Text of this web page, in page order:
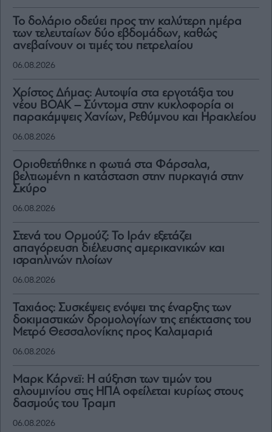
Το δολάριο οδεύει προς την καλύτερη ημέρα
των τελευταίων δύο εβδομάδων, καθώς
ανεβαίνουν οι τιμές του πετρελαίου
06.08.2026
Χρίστος Δήμας: Αυτοψία στα εργοτάξια του
νέου ΒΟΑΚ – Σύντομα στην κυκλοφορία οι
παρακάμψεις Χανίων, Ρεθύμνου και Ηρακλείου
06.08.2026
Οριοθετήθηκε η φωτιά στα Φάρσαλα,
βελτιωμένη η κατάσταση στην πυρκαγιά στην
Σκύρο
06.08.2026
Στενά του Ορμούζ: Το Ιράν εξετάζει
απαγόρευση διέλευσης αμερικανικών και
ισραηλινών πλοίων
06.08.2026
Ταχιάος: Συσκέψεις ενόψει της έναρξης των
δοκιμαστικών δρομολογίων της επέκτασης του
Μετρό Θεσσαλονίκης προς Καλαμαριά
06.08.2026
Μαρκ Κάρνεϊ: Η αύξηση των τιμών του
αλουμινίου στις ΗΠΑ οφείλεται κυρίως στους
δασμούς του Τραμπ
06.08.2026